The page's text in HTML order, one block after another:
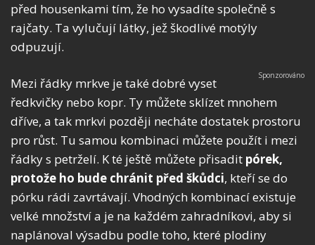
před housenkami tím, že ho vysadíte společně s
rajčaty. Ta vylučují látky, jež škodlivé motýly
odpuzují.
Mezi řádky mrkve je také dobré vyset
ředkvičky nebo kopr. Ty můžete sklízet mnohem
dříve, a tak mrkvi později necháte dostatek prostoru
pro růst. Tu samou kombinaci můžete použít i mezi
řádky s petrželí. K té ještě můžete přisadit pórek,
protože ho bude chránit před škůdci, kteří se do
pórku rádi zavrtávají. Vhodných kombinací existuje
velké množství a je na každém zahradníkovi, aby si
naplánoval výsadbu podle toho, které plodiny